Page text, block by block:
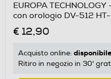
EUROPA
con orologio DV-512
€ 12,90
Acquisto online: disponibile
Ritiro in negozio in 30'